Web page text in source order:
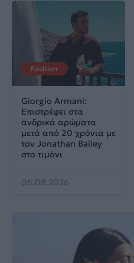
Fashion
Giorgio Armani:
Επιστρέφει στα
ανδρικά αρώματα
μετά από 20 χρόνια με
τον Jonathan Bailey
στο τιμόνι
06.08.2026